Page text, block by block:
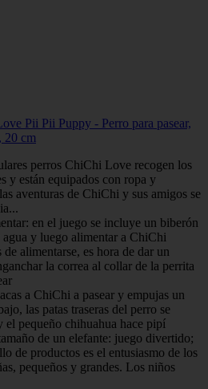
Pii Pii Puppy - Perro para pasear,
20 cm
perros ChiChi Love recogen los
y están equipados con ropa y
aventuras de ChiChi y sus amigos se
en el juego se incluye un biberón
agua y luego alimentar a ChiChi
de alimentarse, es hora de dar un
la correa al collar de la perrita
a ChiChi a pasear y empujas un
las patas traseras del perro se
el pequeño chihuahua hace pipí
de un elefante: juego divertido;
de productos es el entusiasmo de los
pequeños y grandes. Los niños